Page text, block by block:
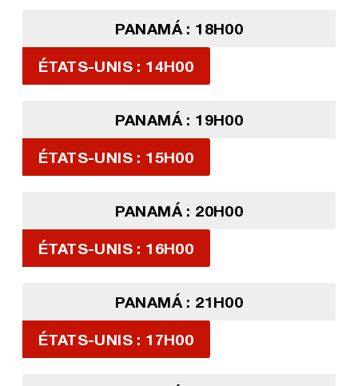
PANAMÁ : 18H00
ÉTATS-UNIS : 14H00
PANAMÁ : 19H00
ÉTATS-UNIS : 15H00
PANAMÁ : 20H00
ÉTATS-UNIS : 16H00
PANAMÁ : 21H00
ÉTATS-UNIS : 17H00